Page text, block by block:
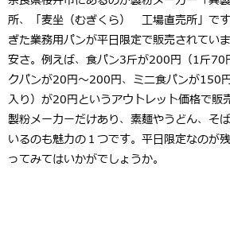
所、「麦坐（むぎくら） 工場直売所」で
ぎた業務用パンが平日限定で販売されてい
安さ。例えば、食パン3斤が200円（1斤70
クパンが20円～200円、ミニ食パンが150
入り）が20円というアウトレット価格で販
製粉メーカーだけあり、素麺やうどん、そ
いるのも魅力の１つです。平日限定なのが
ってみてはいかがでしょうか。